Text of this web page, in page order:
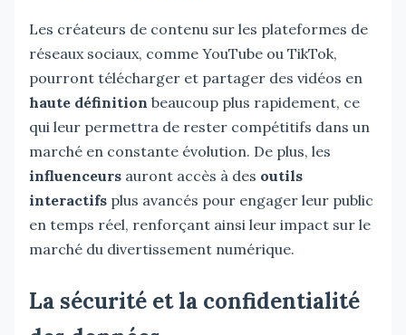
Les créateurs de contenu sur les plateformes de
réseaux sociaux, comme YouTube ou TikTok,
pourront télécharger et partager des vidéos en
haute définition beaucoup plus rapidement, ce
qui leur permettra de rester compétitifs dans un
marché en constante évolution. De plus, les
influenceurs auront accès à des outils
interactifs plus avancés pour engager leur public
en temps réel, renforçant ainsi leur impact sur le
marché du divertissement numérique.
La sécurité et la confidentialité